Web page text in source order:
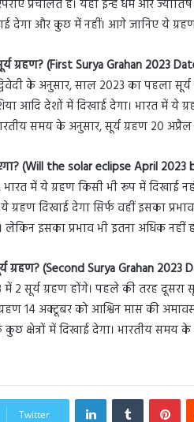
प्रचलित हैं। यहां इन्हें धर्म और
देगा और कुछ में नहीं। आगे जानिए ये
ग्रहण? (First Surya Grahan 2023
के अनुसार, साल 2023 का पहला
आदि देशों में दिखाई देगा। भारत में ये
समय के अनुसार, सूर्य ग्रहण 20
(Will the solar eclipse April 2023
भारत में ये ग्रहण किसी भी रूप में
ग्रहण दिखाई देगा सिर्फ वहीं इसका
इसका प्रभाव भी इतना अधिक नहीं
ग्रहण? (Second Surya Grahan 2023
2 सूर्य ग्रहण होंगे। पहले की तरह दूसरा
14 अक्टूबर को आश्विन मास की
क्षेत्रों में दिखाई देगा। भारतीय समय
Twitter
LinkedInTumblr